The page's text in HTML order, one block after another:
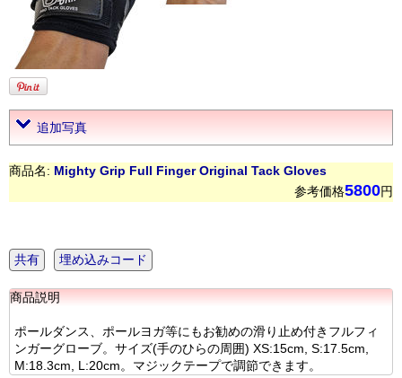
追加写真
商品名: Mighty Grip Full Finger Original Tack Gloves
参考価格5800円
共有 埋め込みコード
商品説明
ポールダンス、ポールヨガ等にもお勧めの滑り止め付きフルフィ
ンガーグローブ。サイズ(手のひらの周囲) XS:15cm, S:17.5cm,
M:18.3cm, L:20cm。マジックテープで調節できます。